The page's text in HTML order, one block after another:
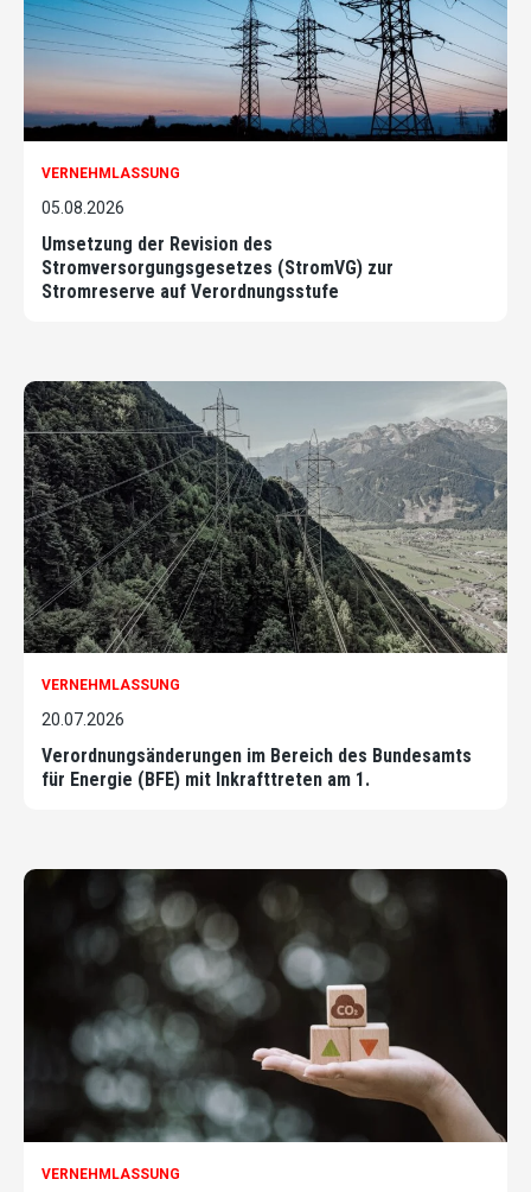
VERNEHMLASSUNG
05.08.2026
Umsetzung der Revision des
Stromversorgungsgesetzes (StromVG) zur
Stromreserve auf Verordnungsstufe
VERNEHMLASSUNG
20.07.2026
Verordnungsänderungen im Bereich des Bundesamts
für Energie (BFE) mit Inkrafttreten am 1.
VERNEHMLASSUNG